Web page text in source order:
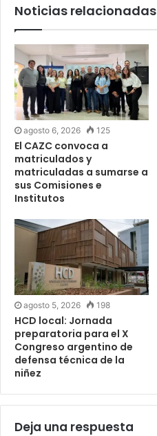
Noticias relacionadas
agosto 6, 2026 125
El CAZC convoca a
matriculados y
matriculadas a sumarse a
sus Comisiones e
Institutos
agosto 5, 2026 198
HCD local: Jornada
preparatoria para el X
Congreso argentino de
defensa técnica de la
niñez
Deja una respuesta